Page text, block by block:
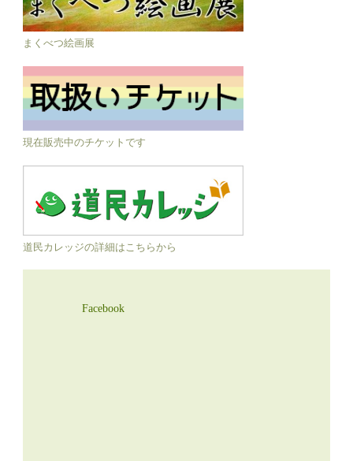
まくべつ絵画展
現在販売中のチケットです
道民カレッジの詳細はこちらから
Facebook